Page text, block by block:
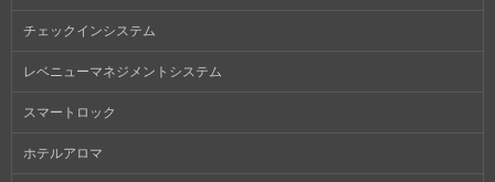
チェックインシステム
レベニューマネジメントシステム
スマートロック
ホテルアロマ